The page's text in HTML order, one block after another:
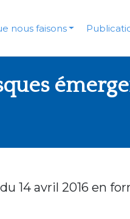
nous faisons
14 avril 2016 en